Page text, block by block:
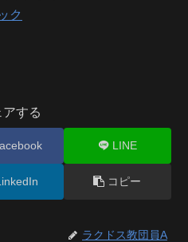
ク
アする
LINE
コピー
ラクドス教団員A